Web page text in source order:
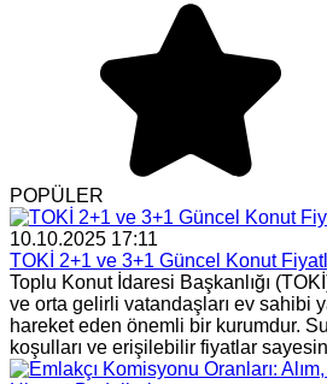
POPÜLER
10.10.2025 17:11
TOKİ 2+1 ve 3+1 Güncel Konut
Toplu Konut İdaresi Başkanlığı
ve orta gelirli vatandaşları ev sahibi
hareket eden önemli bir kurumdur.
koşulları ve erişilebilir fiyatlar